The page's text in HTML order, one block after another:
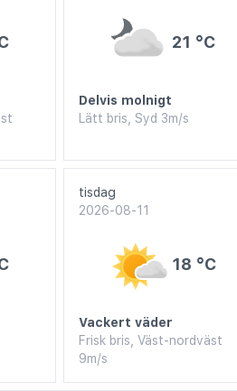
21 °C
Delvis molnigt
Lätt bris, Syd 3m/s
tisdag
2026-08-11
18 °C
Vackert väder
Frisk bris, Väst-nordväst
9m/s